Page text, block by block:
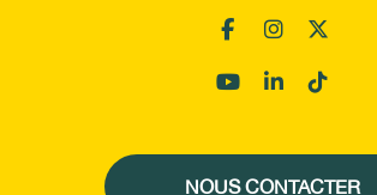
NOUS CONTACTER